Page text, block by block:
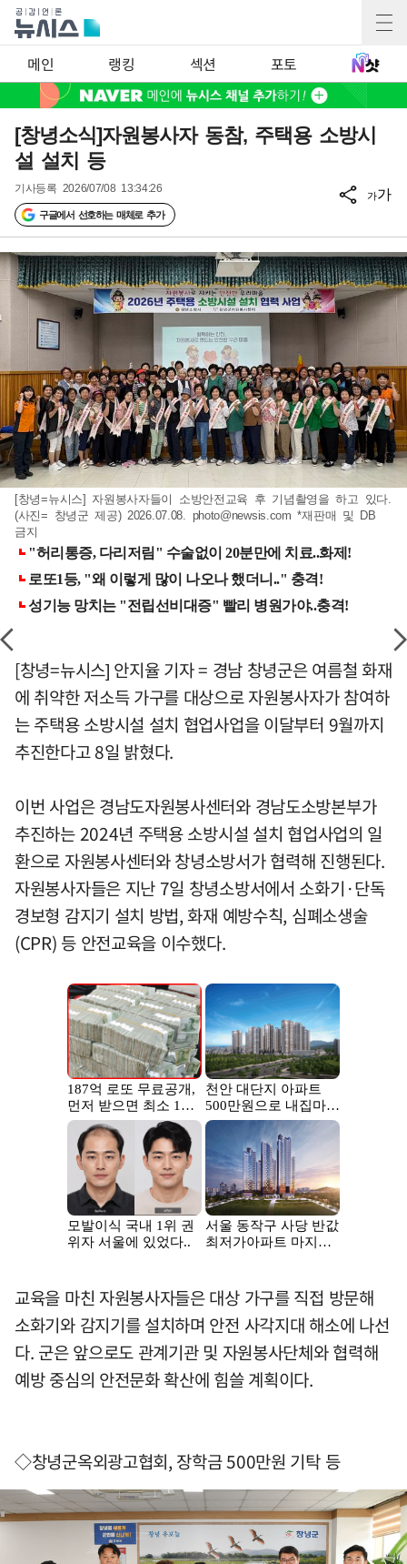
메인 랭킹 섹션 포토
[창녕소식]자원봉사자 동참, 주택용 소방시
설 설치 등
기사등록 2026/07/08 13:34:26
구글에서 선호하는 매체로 추가
가가
[창녕=뉴시스] 자원봉사자들이 소방안전교육 후 기념촬영을 하고 있다.
(사진= 창녕군 제공) 2026.07.08. photo@newsis.com *재판매 및 DB
금지
[창녕=뉴시스] 안지율 기자 = 경남 창녕군은 여름철 화재
에 취약한 저소득 가구를 대상으로 자원봉사자가 참여하
는 주택용 소방시설 설치 협업사업을 이달부터 9월까지
추진한다고 8일 밝혔다.
이번 사업은 경남도자원봉사센터와 경남도소방본부가
추진하는 2024년 주택용 소방시설 설치 협업사업의 일
환으로 자원봉사센터와 창녕소방서가 협력해 진행된다.
자원봉사자들은 지난 7일 창녕소방서에서 소화기·단독
경보형 감지기 설치 방법, 화재 예방수칙, 심폐소생술
(CPR) 등 안전교육을 이수했다.
교육을 마친 자원봉사자들은 대상 가구를 직접 방문해
소화기와 감지기를 설치하며 안전 사각지대 해소에 나선
다. 군은 앞으로도 관계기관 및 자원봉사단체와 협력해
예방 중심의 안전문화 확산에 힘쓸 계획이다.
◇창녕군옥외광고협회, 장학금 500만원 기탁 등